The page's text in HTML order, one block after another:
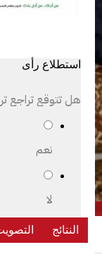
استطلاع رأى
هل تتوقع تراجع
نعم
لا